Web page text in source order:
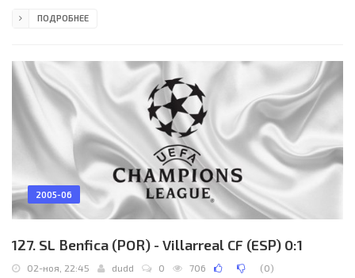
(Германия), Ян-Хендрик Зальвер (Германия). Резервный:
Жигакс, 79), Матт Муссилу (Питер Одемвинги, 84), Матье
Бодме, Миленко Ачимович (Йоан Кабай,
ПОДРОБНЕЕ
2005-06
127. SL Benfica (POR) - Villarreal CF (ESP) 0:1
02-ноя, 22:45 dudd 0 706 (0)